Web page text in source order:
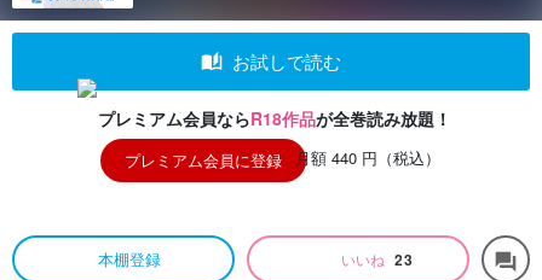
auto_stories お試しで読む
プレミアム会員ならR18作品が全巻読み放題！
プレミアム会員に登録 月額 440 円（税込）
本棚登録 いいね 23 forum